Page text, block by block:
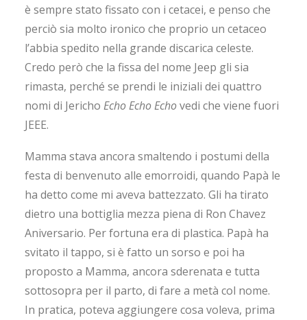
è sempre stato fissato con i cetacei, e penso che
perciò sia molto ironico che proprio un cetaceo
l’abbia spedito nella grande discarica celeste.
Credo però che la fissa del nome Jeep gli sia
rimasta, perché se prendi le iniziali dei quattro
nomi di Jericho Echo Echo Echovedi che viene fuori
JEEE.
Mamma stava ancora smaltendo i postumi della
festa di benvenuto alle emorroidi, quando Papà le
ha detto come mi aveva battezzato. Gli ha tirato
dietro una bottiglia mezza piena di Ron Chavez
Aniversario. Per fortuna era di plastica. Papà ha
svitato il tappo, si è fatto un sorso e poi ha
proposto a Mamma, ancora sderenata e tutta
sottosopra per il parto, di fare a metà col nome.
In pratica, poteva aggiungere cosa voleva, prima